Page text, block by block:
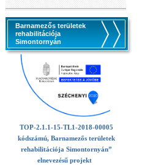
Barnamezős területek
rehabilitációja
Simontornyán
TOP-2.1.1-15-TL1-2018-00005
kódszámú, Barnamezős területek
rehabilitációja Simontornyán”
elnevezésű projekt